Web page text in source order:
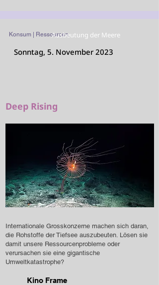
Konsum | RessourcenAusbeutung der Meere
Sonntag, 5. November 2023
Deep Rising
Internationale Grosskonzerne machen sich daran,
die Rohstoffe der Tiefsee auszubeuten. Lösen sie
damit unsere Ressourcenprobleme oder
verursachen sie eine gigantische
Umweltkatastrophe?
Kino Frame